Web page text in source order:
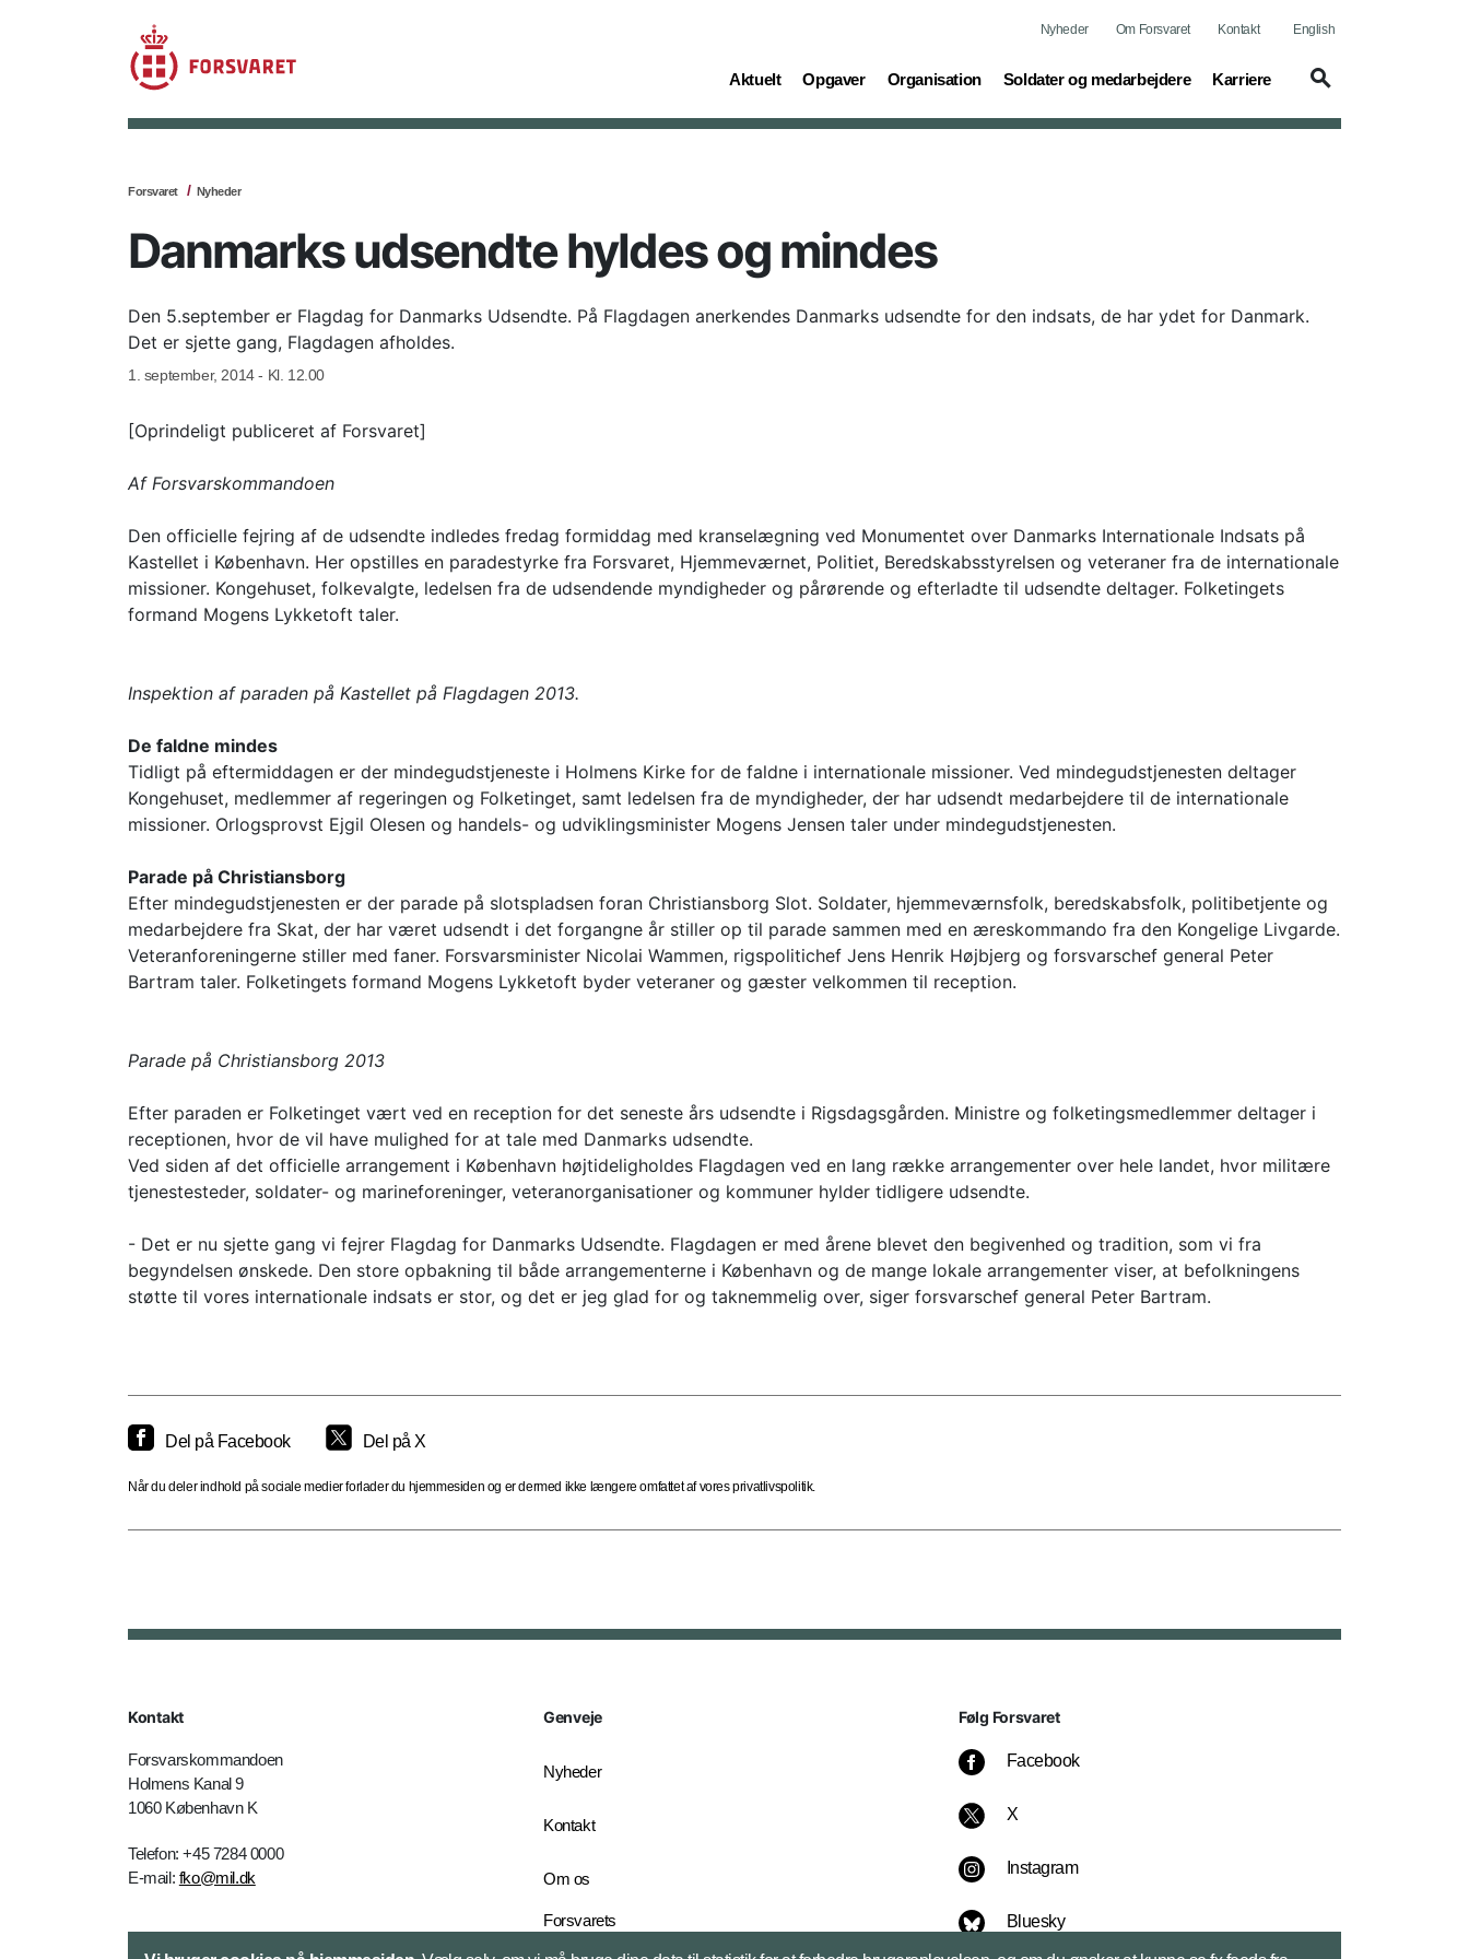
Nyheder Om Forsvaret Kontakt English
Aktuelt
(current) Opgaver
(current) Organisation
(current) Soldater og medarbejdere
(current) Karriere
(current)
Forsvaret Nyheder
Danmarks udsendte hyldes og mindes
Den 5.september er Flagdag for Danmarks Udsendte. På Flagdagen anerkendes Danmarks udsendte for den indsats, de har ydet for Danmark.
Det er sjette gang, Flagdagen afholdes.
1. september, 2014 - Kl. 12.00
[Oprindeligt publiceret af Forsvaret]
Af Forsvarskommandoen
Den officielle fejring af de udsendte indledes fredag formiddag med kranselægning ved Monumentet over Danmarks Internationale Indsats på
Kastellet i København. Her opstilles en paradestyrke fra Forsvaret, Hjemmeværnet, Politiet, Beredskabsstyrelsen og veteraner fra de internationale
missioner. Kongehuset, folkevalgte, ledelsen fra de udsendende myndigheder og pårørende og efterladte til udsendte deltager. Folketingets
formand Mogens Lykketoft taler.
Inspektion af paraden på Kastellet på Flagdagen 2013.
De faldne mindes
Tidligt på eftermiddagen er der mindegudstjeneste i Holmens Kirke for de faldne i internationale missioner. Ved mindegudstjenesten deltager
Kongehuset, medlemmer af regeringen og Folketinget, samt ledelsen fra de myndigheder, der har udsendt medarbejdere til de internationale
missioner. Orlogsprovst Ejgil Olesen og handels- og udviklingsminister Mogens Jensen taler under mindegudstjenesten.
Parade på Christiansborg
Efter mindegudstjenesten er der parade på slotspladsen foran Christiansborg Slot. Soldater, hjemmeværnsfolk, beredskabsfolk, politibetjente og
medarbejdere fra Skat, der har været udsendt i det forgangne år stiller op til parade sammen med en æreskommando fra den Kongelige Livgarde.
Veteranforeningerne stiller med faner. Forsvarsminister Nicolai Wammen, rigspolitichef Jens Henrik Højbjerg og forsvarschef general Peter
Bartram taler. Folketingets formand Mogens Lykketoft byder veteraner og gæster velkommen til reception.
Parade på Christiansborg 2013
Efter paraden er Folketinget vært ved en reception for det seneste års udsendte i Rigsdagsgården. Ministre og folketingsmedlemmer deltager i
receptionen, hvor de vil have mulighed for at tale med Danmarks udsendte.
Ved siden af det officielle arrangement i København højtideligholdes Flagdagen ved en lang række arrangementer over hele landet, hvor militære
tjenestesteder, soldater- og marineforeninger, veteranorganisationer og kommuner hylder tidligere udsendte.
- Det er nu sjette gang vi fejrer Flagdag for Danmarks Udsendte. Flagdagen er med årene blevet den begivenhed og tradition, som vi fra
begyndelsen ønskede. Den store opbakning til både arrangementerne i København og de mange lokale arrangementer viser, at befolkningens
støtte til vores internationale indsats er stor, og det er jeg glad for og taknemmelig over, siger forsvarschef general Peter Bartram.
Del på Facebook Del på X
Når du deler indhold på sociale medier forlader du hjemmesiden og er dermed ikke længere omfattet af vores privatlivspolitik.
Kontakt
Forsvarskommandoen
Holmens Kanal 9
1060 København K
Telefon: +45 7284 0000
E-mail: fko@mil.dk
Kontakt
Genveje
Nyheder
Kontakt
Om os
Forsvarets
Følg Forsvaret
Facebook
X
Instagram
Bluesky